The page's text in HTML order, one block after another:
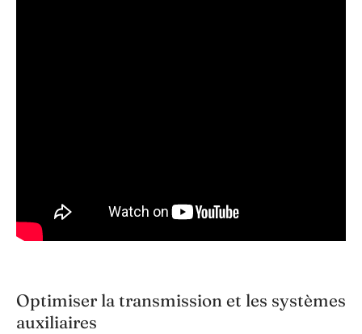
Optimiser la transmission et les systèmes
auxiliaires